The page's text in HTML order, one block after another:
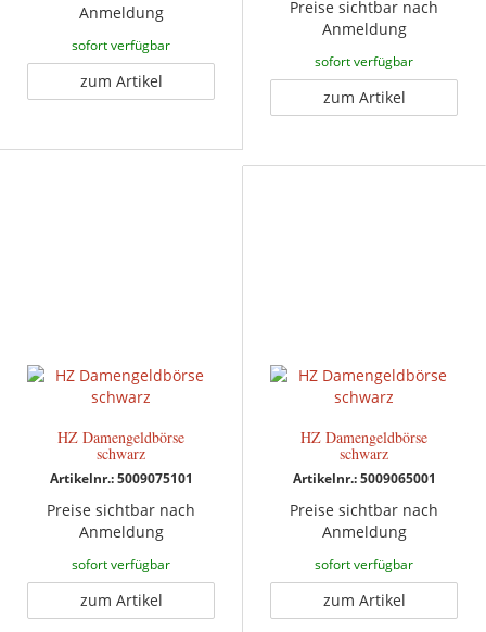
Anmeldung
sofort verfügbar
zum Artikel
Preise sichtbar nach
Anmeldung
sofort verfügbar
zum Artikel
HZ Damengeldbörse
schwarz
Artikelnr.: 5009075101
Preise sichtbar nach
Anmeldung
sofort verfügbar
zum Artikel
HZ Damengeldbörse
schwarz
Artikelnr.: 5009065001
Preise sichtbar nach
Anmeldung
sofort verfügbar
zum Artikel